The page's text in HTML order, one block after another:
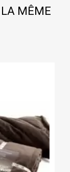
LA MÊME